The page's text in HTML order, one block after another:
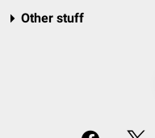
Other stuff